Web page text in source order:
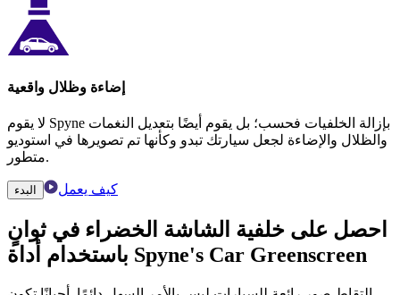
إضاءة وظلال واقعية
لا يقوم Spyne بإزالة الخلفيات فحسب؛ بل يقوم أيضًا بتعديل النغمات
والظلال والإضاءة لجعل سيارتك تبدو وكأنها تم تصويرها في استوديو
متطور.
البدء كيف يعمل
احصل على خلفية الشاشة الخضراء في ثوانٍ
باستخدام أداة Spyne's Car Greenscreen